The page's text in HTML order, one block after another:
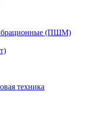
(ПШМ)
техника